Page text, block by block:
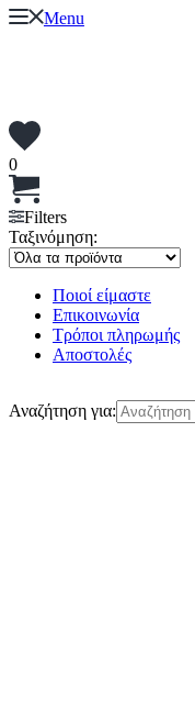
Menu
0
Filters
Ταξινόμηση:
Ποιοί είμαστε
Επικοινωνία
Τρόποι πληρωμής
Αποστολές
Αναζήτηση για: